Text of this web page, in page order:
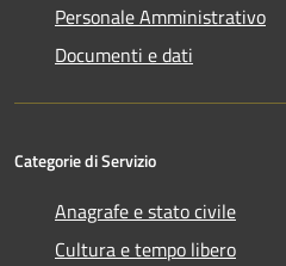
Personale Amministrativo
Documenti e dati
Categorie di Servizio
Anagrafe e stato civile
Cultura e tempo libero